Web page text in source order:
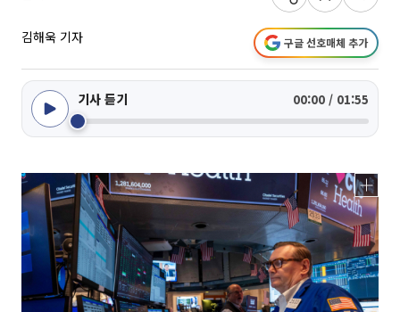
김해욱 기자 구글 선호매체 추가
기사 듣기 00:00 / 01:55